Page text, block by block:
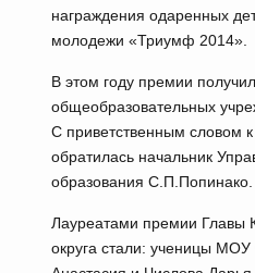
награждения одаренных
молодежи «Триумф 2014».
В этом году премии
общеобразовательных
С приветственным словом
обратилась начальник
образования С.П.Попинако.
Лауреатами премии Главы
округа стали: ученицы